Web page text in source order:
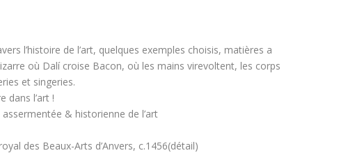
l’histoire de l’art, quelques exemples choisis, matières a
où Dalí croise Bacon, où les mains virevoltent, les corps
et singeries.
dans l’art !
& historienne de l’art
des Beaux-Arts d’Anvers, c.1456(détail)